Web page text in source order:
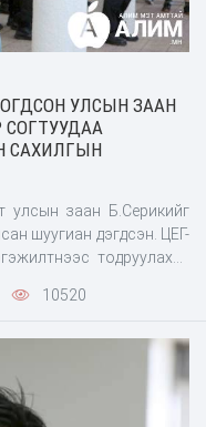
УЛСЫН ЗААН
САХИЛГЫН
улсын заан Б.Серикийг
шуугиан дэгдсэн. ЦЕГ-
тодруулахад
Бусдын эрүүл мэндэд
10520